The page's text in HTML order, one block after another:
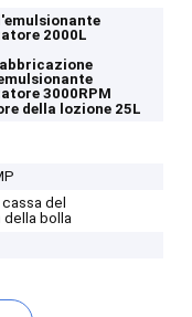
2000L
3000RPM
della lozione 25L
del
bolla